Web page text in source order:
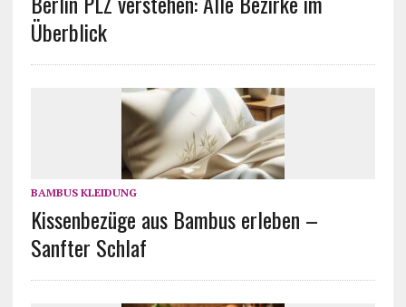
Überblick
BAMBUS KLEIDUNG
Kissenbezüge aus Bambus erleben –
Sanfter Schlaf